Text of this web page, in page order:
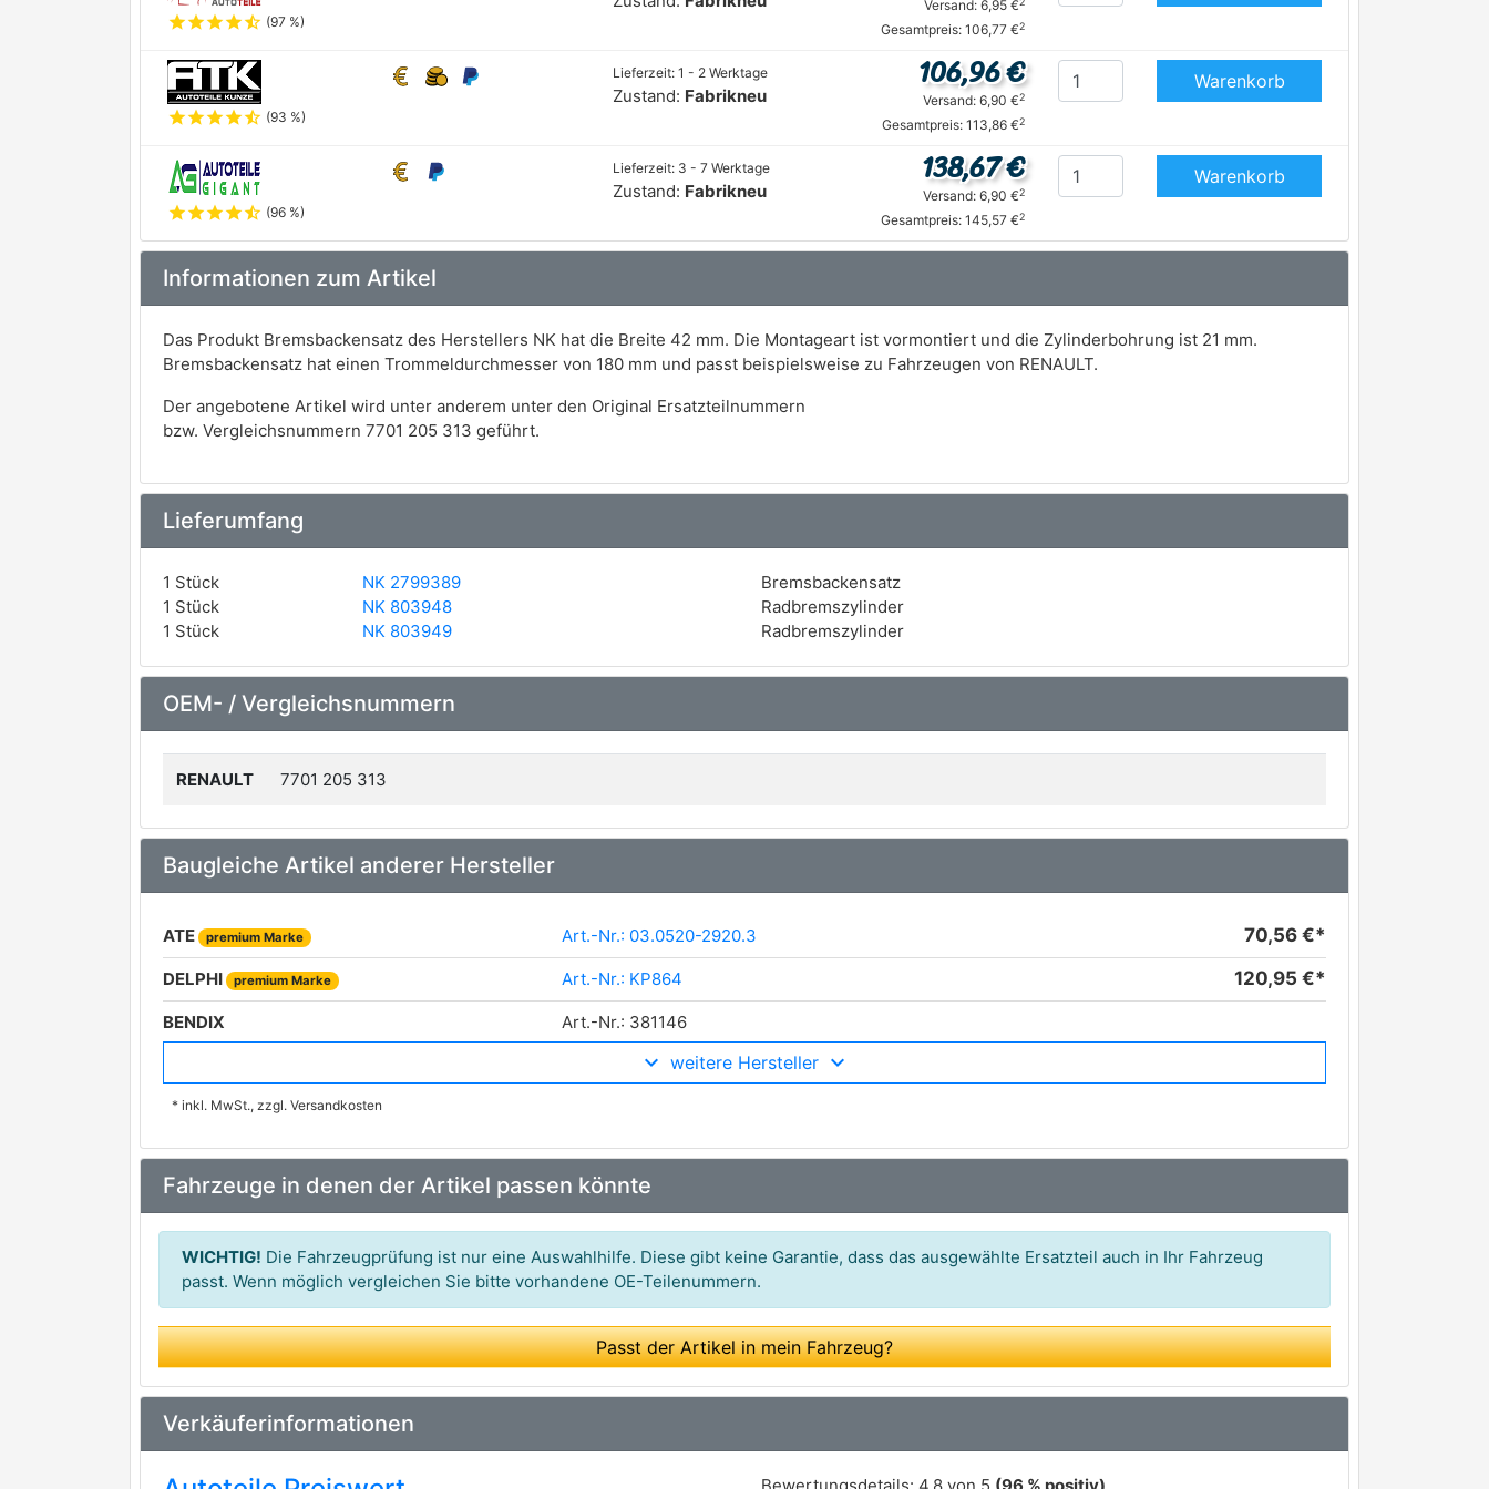
starstarstarstarstar_half (97 %)
Versand: 6,95 €
Gesamtpreis: 106,77 €2
starstarstarstarstar_half (93 %)
Lieferzeit: 1 - 2 Werktage
Zustand: Fabrikneu
106,96 €
Versand: 6,90 €2
Gesamtpreis: 113,86 €2
Warenkorb
starstarstarstarstar_half (96 %)
Lieferzeit: 3 - 7 Werktage
Zustand: Fabrikneu
138,67 €
Versand: 6,90 €2
Gesamtpreis: 145,57 €2
Warenkorb
Informationen zum Artikel
Das Produkt Bremsbackensatz des Herstellers NK hat die Breite 42 mm. Die Montageart ist vormontiert und die Zylinderbohrung ist 21 mm.
Bremsbackensatz hat einen Trommeldurchmesser von 180 mm und passt beispielsweise zu Fahrzeugen von RENAULT.
Der angebotene Artikel wird unter anderem unter den Original Ersatzteilnummern
bzw. Vergleichsnummern 7701 205 313 geführt.
Lieferumfang
1 Stück NK 2799389
Bremsbackensatz
1 Stück
NK 803948
Radbremszylinder
1 Stück
NK 803949 Radbremszylinder
OEM- / Vergleichsnummern
RENAULT 7701 205 313
Baugleiche Artikel anderer Hersteller
ATE premium Marke Art.-Nr.: 03.0520-2920.3 70,56 €*
DELPHI premium Marke Art.-Nr.: KP864 120,95 €*
BENDIX Art.-Nr.: 381146
Art.-Nr.: 0 204 114 523
BREMBO premium Marke
FERODO Art.-Nr.: FMK217
JURID premium Marke Art.-Nr.: 381244J,361313J
LPR Art.-Nr.: OEK204
LUCAS ELECTRICAL Art.-Nr.: GSK1045
METZGER AUTOTEILE Art.-Nr.: KV 9409
MGA Art.-Nr.: PM624665
MINTEX
REMSA premium Marke Art.-Nr.: SPK 3083.00,4083.00
weitere Hersteller
* inkl. MwSt., zzgl. Versandkosten
Fahrzeuge in denen der Artikel passen könnte
WICHTIG! Die Fahrzeugprüfung ist nur eine Auswahlhilfe. Diese gibt keine Garantie, dass das ausgewählte Ersatzteil auch in Ihr Fahrzeug
passt. Wenn möglich vergleichen Sie bitte vorhandene OE-Teilenummern.
Passt der Artikel in mein Fahrzeug?
Verkäuferinformationen